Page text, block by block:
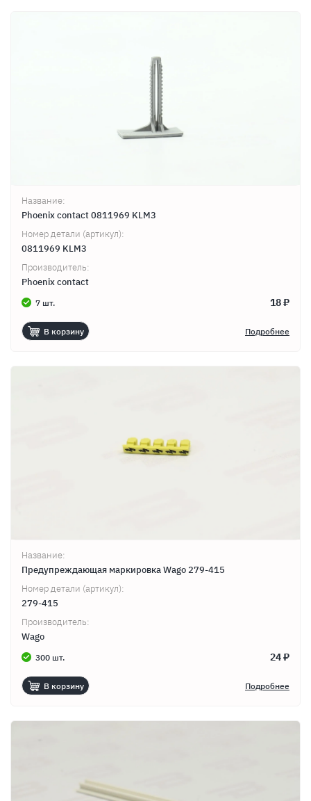
Название:
Phoenix contact 0811969 KLM3
Номер детали (артикул):
0811969 KLM3
Производитель:
Phoenix contact
7 шт. 18 ₽
В корзину Подробнее
Название:
Предупреждающая маркировка Wago 279-415
Номер детали (артикул):
279-415
Производитель:
Wago
300 шт. 24 ₽
В корзину Подробнее